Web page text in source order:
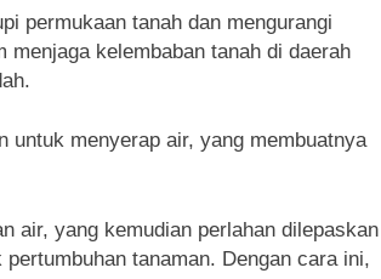
permukaan tanah dan mengurangi
menjaga kelembaban tanah di daerah
untuk menyerap air, yang membuatnya
air, yang kemudian perlahan dilepaskan
tanaman. Dengan cara ini,